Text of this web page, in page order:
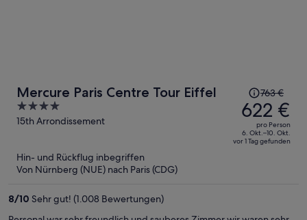
Mercure Paris Centre Tour Eiffel
4
out
15th Arrondissement
Der
Preis
betrug
763 €,
jetzt
763 €
622 €
pro Person
6. Okt.–10. Okt.
vor 1 Tag gefunden
Hin- und Rückflug inbegriffen
Von Nürnberg (NUE) nach Paris (CDG)
8/10 Sehr gut! (1.008 Bewertungen)